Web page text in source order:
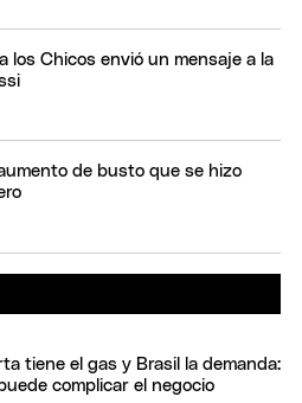
los Chicos envió un mensaje a la
de busto que se hizo
tiene el gas y Brasil la demanda:
complicar el negocio